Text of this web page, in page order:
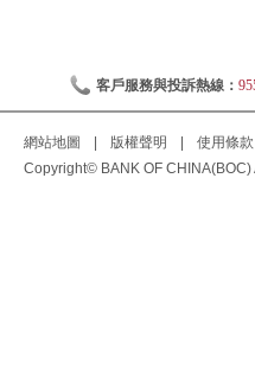
客戶服務與投訴熱線：
網站地圖 版權聲明 使用條款
Copyright© BANK OF